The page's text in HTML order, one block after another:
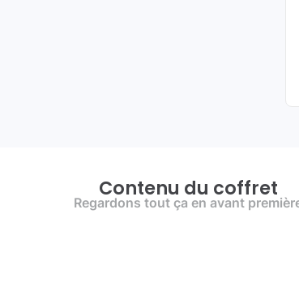
Contenu du coffret
Regardons tout ça en avant